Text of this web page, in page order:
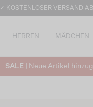
✓ KOSTENLOSER VERSAND
HERREN MÄDCHEN
SALE | Neue Artikel